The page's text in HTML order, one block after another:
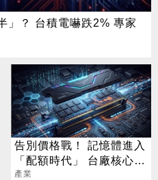
台積電嚇跌2% 專家
告別價格戰！ 記憶體進入
「配額時代」 台廠核心指
標一次看
產業